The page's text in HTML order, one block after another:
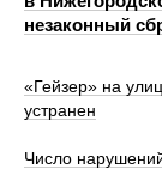
незаконный
«Гейзер» на
устранен
Число